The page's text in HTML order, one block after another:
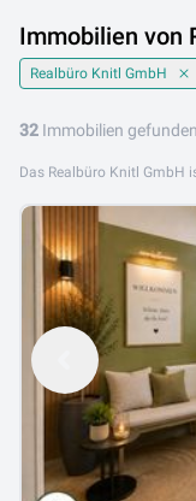
Immobilien von
Realbüro Knitl GmbH
32 Immobilien gefunden